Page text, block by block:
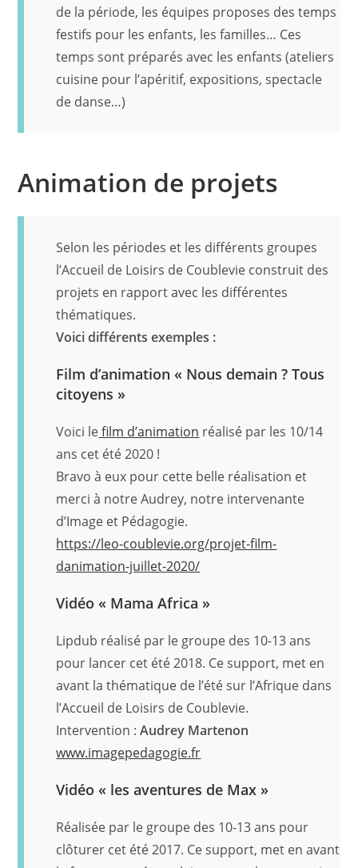
de la période, les équipes proposes des temps
festifs pour les enfants, les familles… Ces
temps sont préparés avec les enfants (ateliers
cuisine pour l’apéritif, expositions, spectacle
de danse…)
Animation de projets
Selon les périodes et les différents groupes
l’Accueil de Loisirs de Coublevie construit des
projets en rapport avec les différentes
thématiques.
Voici différents exemples :
Film d’animation « Nous demain ? Tous
citoyens »
Voici lefilm d’animation réalisé par les 10/14
ans cet été 2020 !
Bravo à eux pour cette belle réalisation et
merci à notre Audrey, notre intervenante
d’Image et Pédagogie.
https://leo-coublevie.org/projet-film-
danimation-juillet-2020/
Vidéo « Mama Africa »
Lipdub réalisé par le groupe des 10-13 ans
pour lancer cet été 2018. Ce support, met en
avant la thématique de l’été sur l’Afrique dans
l’Accueil de Loisirs de Coublevie.
Intervention :Audrey Martenon
www.imagepedagogie.fr
Vidéo « les aventures de Max »
Réalisée par le groupe des 10-13 ans pour
clôturer cet été 2017. Ce support, met en avant